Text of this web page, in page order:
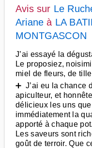
Avis sur Le
Ariane à LA
MONTGASCON
J’ai essayé la
Le proposiez,
miel de fleurs, de
➕ J’ai eu la chance
apiculteur, et
délicieux les uns
immédiatement la
apporté à chaque pot.
Les saveurs sont
goût de terroir. Que